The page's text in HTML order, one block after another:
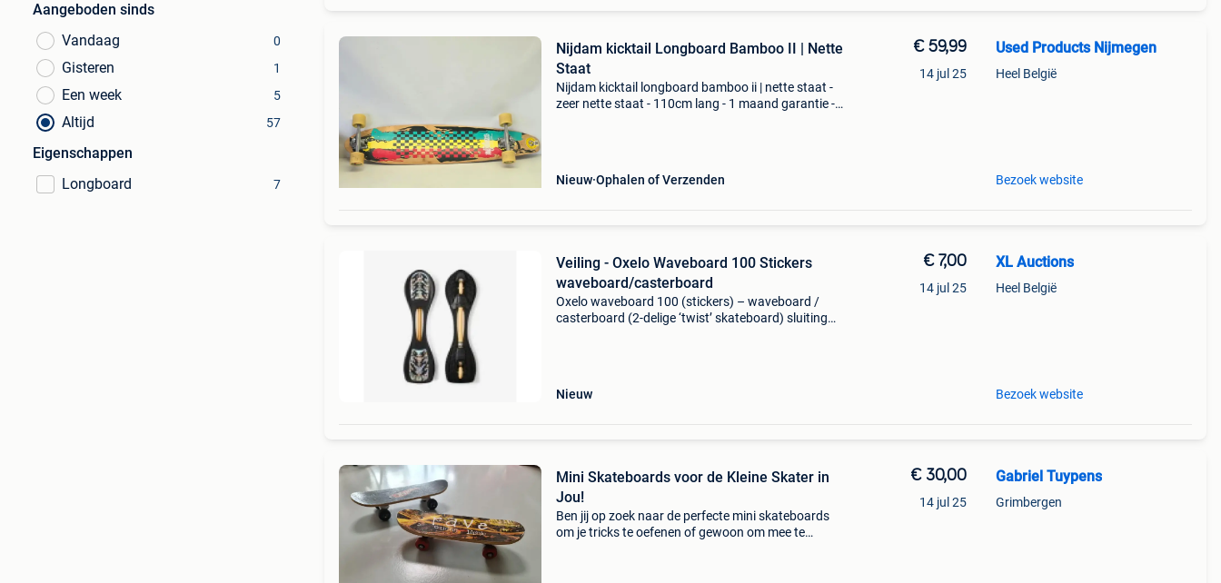
Aangeboden sinds
Vandaag
0
Gisteren 1
Een week 5
Altijd 57
Eigenschappen
Longboard
7
Nijdam kicktail Longboard Bamboo II | Nette
Staat
Nijdam kicktail longboard bamboo ii | nette staat -
zeer nette staat - 110cm lang - 1 maand garantie -
Nieuw Ophalen of Verzenden
€ 59,99
14 jul 25
Used Products Nijmegen
Heel België
Bezoek website
Veiling - Oxelo Waveboard 100 Stickers
waveboard/casterboard
Oxelo waveboard 100 (stickers) – waveboard /
casterboard (2-delige ‘twist’ skateboard) sluiting
Nieuw
€ 7,00
14 jul 25
XL Auctions
Heel België
Bezoek website
Mini Skateboards voor de Kleine Skater in
Jou!
Ben jij op zoek naar de perfecte mini skateboards
om je tricks te oefenen of gewoon om mee te
€ 30,00
14 jul 25
Gabriel Tuypens
Grimbergen